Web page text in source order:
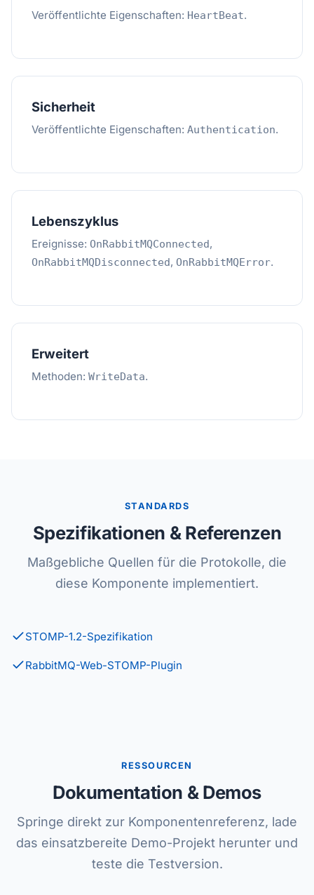
Veröffentlichte Eigenschaften: HeartBeat.
Sicherheit
Veröffentlichte Eigenschaften: Authentication.
Lebenszyklus
Ereignisse: OnRabbitMQConnected,
OnRabbitMQDisconnected, OnRabbitMQError.
Erweitert
Methoden: WriteData.
STANDARDS
Spezifikationen & Referenzen
Maßgebliche Quellen für die Protokolle, die
diese Komponente implementiert.
STOMP-1.2-Spezifikation
RabbitMQ-Web-STOMP-Plugin
RESSOURCEN
Dokumentation & Demos
Springe direkt zur Komponentenreferenz, lade
das einsatzbereite Demo-Projekt herunter und
teste die Testversion.